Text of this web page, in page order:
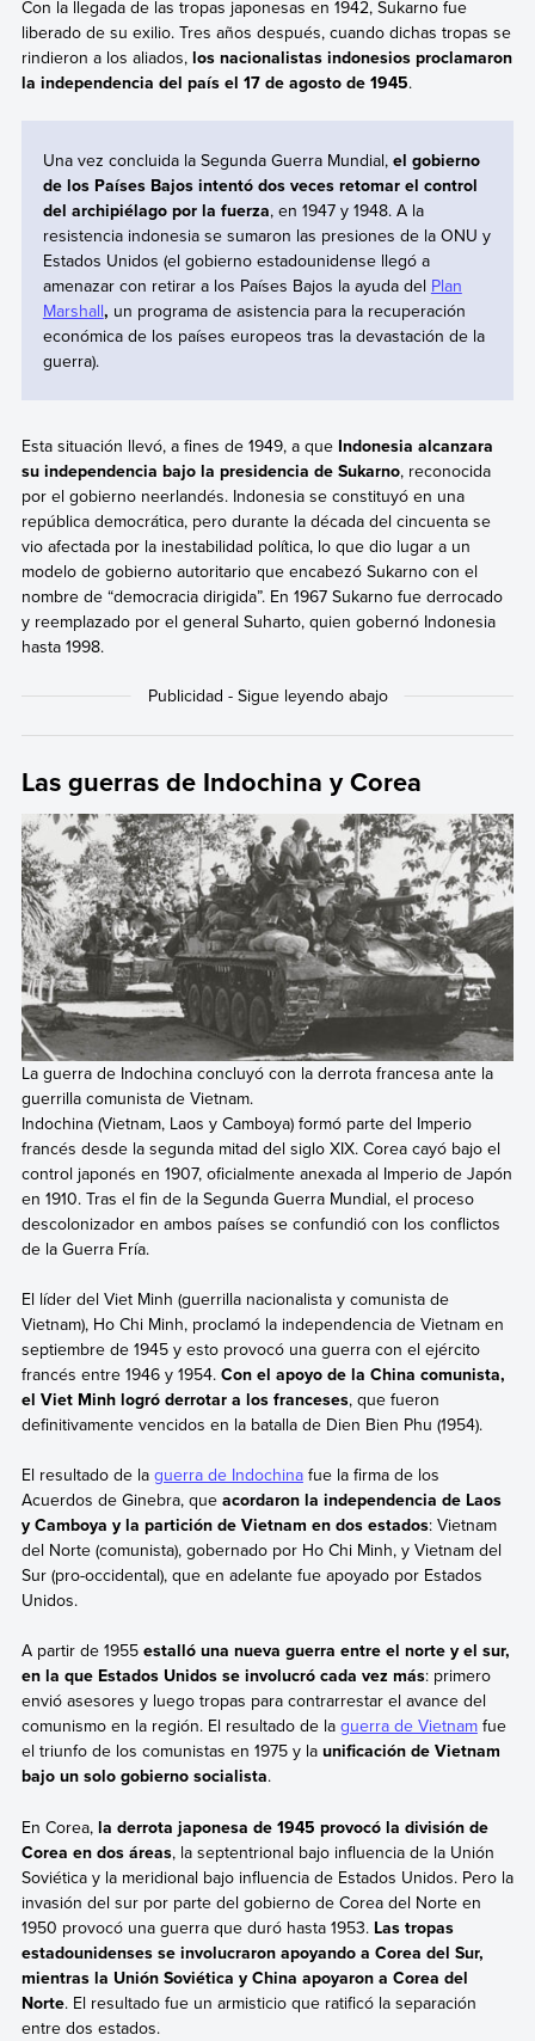
Con la llegada de las tropas japonesas en 1942, Sukarno fue
liberado de su exilio. Tres años después, cuando dichas tropas se
rindieron a los aliados, los nacionalistas indonesios proclamaron
la independencia del país el 17 de agosto de 1945.
Una vez concluida la Segunda Guerra Mundial, el gobierno
de los Países Bajos intentó dos veces retomar el control
del archipiélago por la fuerza, en 1947 y 1948. A la
resistencia indonesia se sumaron las presiones de la ONU y
Estados Unidos (el gobierno estadounidense llegó a
amenazar con retirar a los Países Bajos la ayuda del Plan
Marshall, un programa de asistencia para la recuperación
económica de los países europeos tras la devastación de la
guerra).
Esta situación llevó, a fines de 1949, a que Indonesia alcanzara
su independencia bajo la presidencia de Sukarno, reconocida
por el gobierno neerlandés. Indonesia se constituyó en una
república democrática, pero durante la década del cincuenta se
vio afectada por la inestabilidad política, lo que dio lugar a un
modelo de gobierno autoritario que encabezó Sukarno con el
nombre de “democracia dirigida”. En 1967 Sukarno fue derrocado
y reemplazado por el general Suharto, quien gobernó Indonesia
hasta 1998.
Las guerras de Indochina y Corea
La guerra de Indochina concluyó con la derrota francesa ante la
guerrilla comunista de Vietnam.
Indochina (Vietnam, Laos y Camboya) formó parte del Imperio
francés desde la segunda mitad del siglo XIX. Corea cayó bajo el
control japonés en 1907, oficialmente anexada al Imperio de Japón
en 1910. Tras el fin de la Segunda Guerra Mundial, el proceso
descolonizador en ambos países se confundió con los conflictos
de la Guerra Fría.
El líder del Viet Minh (guerrilla nacionalista y comunista de
Vietnam), Ho Chi Minh, proclamó la independencia de Vietnam en
septiembre de 1945 y esto provocó una guerra con el ejército
francés entre 1946 y 1954. Con el apoyo de la China comunista,
el Viet Minh logró derrotar a los franceses, que fueron
definitivamente vencidos en la batalla de Dien Bien Phu (1954).
El resultado de la guerra de Indochinafue la firma de los
Acuerdos de Ginebra, que acordaron la independencia de Laos
y Camboya y la partición de Vietnam en dos estados: Vietnam
del Norte (comunista), gobernado por Ho Chi Minh, y Vietnam del
Sur (pro-occidental), que en adelante fue apoyado por Estados
Unidos.
A partir de 1955 estalló una nueva guerra entre el norte y el sur,
en la que Estados Unidos se involucró cada vez más: primero
envió asesores y luego tropas para contrarrestar el avance del
comunismo en la región. El resultado de la guerra de Vietnamfue
el triunfo de los comunistas en 1975 y la unificación de Vietnam
bajo un solo gobierno socialista.
En Corea, la derrota japonesa de 1945 provocó la división de
Corea en dos áreas, la septentrional bajo influencia de la Unión
Soviética y la meridional bajo influencia de Estados Unidos. Pero la
invasión del sur por parte del gobierno de Corea del Norte en
1950 provocó una guerra que duró hasta 1953. Las tropas
estadounidenses se involucraron apoyando a Corea del Sur,
mientras la Unión Soviética y China apoyaron a Corea del
Norte. El resultado fue un armisticio que ratificó la separación
entre dos estados.